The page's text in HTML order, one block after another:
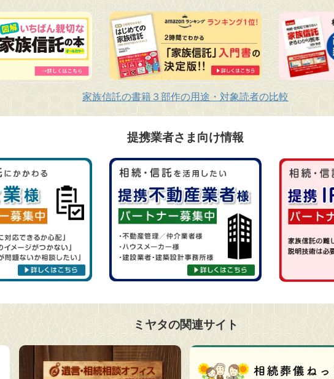
家族信託の書籍３部作の用途・対象読者の比較
提携業者さま向け情報
ミヤタの関連サイト